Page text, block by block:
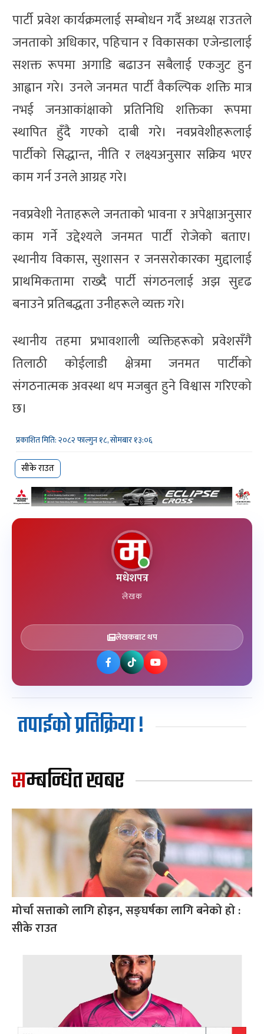
पार्टी प्रवेश कार्यक्रमलाई सम्बोधन गर्दै अध्यक्ष राउतले
जनताको अधिकार, पहिचान र विकासका एजेन्डालाई
सशक्त रूपमा अगाडि बढाउन सबैलाई एकजुट हुन
आह्वान गरे। उनले जनमत पार्टी वैकल्पिक शक्ति मात्र
नभई जनआकांक्षाको प्रतिनिधि शक्तिका रूपमा
स्थापित हुँदै गएको दाबी गरे। नवप्रवेशीहरूलाई
पार्टीको सिद्धान्त, नीति र लक्ष्यअनुसार सक्रिय भएर
काम गर्न उनले आग्रह गरे।
नवप्रवेशी नेताहरूले जनताको भावना र अपेक्षाअनुसार
काम गर्ने उद्देश्यले जनमत पार्टी रोजेको बताए।
स्थानीय विकास, सुशासन र जनसरोकारका मुद्दालाई
प्राथमिकतामा राख्दै पार्टी संगठनलाई अझ सुदृढ
बनाउने प्रतिबद्धता उनीहरूले व्यक्त गरे।
स्थानीय तहमा प्रभावशाली व्यक्तिहरूको प्रवेशसँगै
तिलाठी कोईलाडी क्षेत्रमा जनमत पार्टीको
संगठनात्मक अवस्था थप मजबुत हुने विश्वास गरिएको
छ।
प्रकाशित मिति: २०८२ फाल्गुन १८, सोमबार १३:०६
सीके राउत
मधेशपत्र
लेखक
लेखकबाट थप
तपाईको प्रतिक्रिया !
सम्बन्धित खबर
मोर्चा सत्ताको लागि होइन, सङ्घर्षका लागि बनेको हो :
सीके राउत